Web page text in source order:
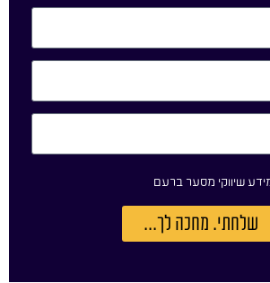
שיווקי מסער ברעם
שלחתי. מחכה לך...